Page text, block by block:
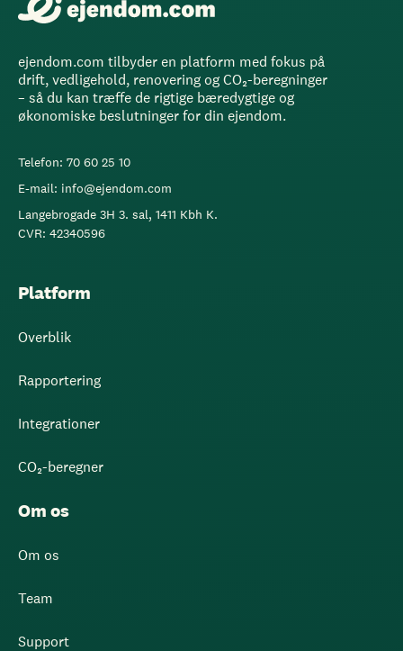
ejendom.com tilbyder en platform med fokus på
drift, vedligehold, renovering og CO₂-beregninger
– så du kan træffe de rigtige bæredygtige og
økonomiske beslutninger for din ejendom.
Telefon: 70 60 25 10
E-mail: info@ejendom.com
Langebrogade 3H 3. sal, 1411 Kbh K.
CVR: 42340596
Platform
Overblik
Rapportering
Integrationer
CO₂-beregner
Om os
Om os
Team
Support